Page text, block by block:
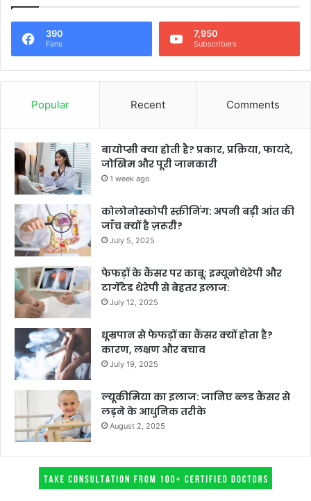
390
Fans
7,950
Subscribers
Popular Recent Comments
बायोप्सी क्या होती है? प्रकार, प्रक्रिया, फायदे,
जोखिम और पूरी जानकारी
1 week ago
कोलोनोस्कोपी स्क्रीनिंग: अपनी बड़ी आंत की
जाँच क्यों है ज़रूरी?
July 5, 2025
फेफड़ों के कैंसर पर काबू: इम्यूनोथेरेपी और
टार्गेटेड थेरेपी से बेहतर इलाज:
July 12, 2025
धूम्रपान से फेफड़ों का कैंसर क्यों होता है?
कारण, लक्षण और बचाव
July 19, 2025
ल्यूकीमिया का इलाज: जानिए ब्लड कैंसर से
लड़ने के आधुनिक तरीके
August 2, 2025